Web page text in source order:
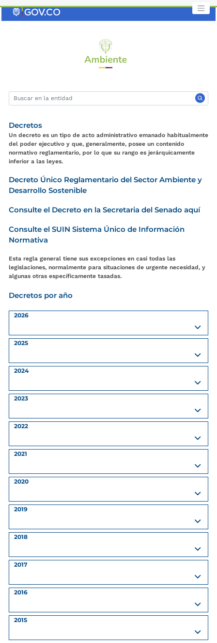
Decretos
Un decreto es un tipo de acto administrativo emanado habitualmente
del poder ejecutivo y que, generalmente, posee un contenido
normativo reglamentario, por lo que su rango es jerárquicamente
inferior a las leyes.
Decreto Único Reglamentario del Sector Ambiente y
Desarrollo Sostenible
Consulte el Decreto en la Secretaria del Senado aquí
Consulte el SUIN Sistema Único de Información
Normativa
Esta regla general tiene sus excepciones en casi todas las
legislaciones, normalmente para situaciones de urgente necesidad, y
algunas otras específicamente tasadas.
Decretos por año
2026
2025
2024
2023
2022
2021
2020
2019
2018
2017
2016
2015